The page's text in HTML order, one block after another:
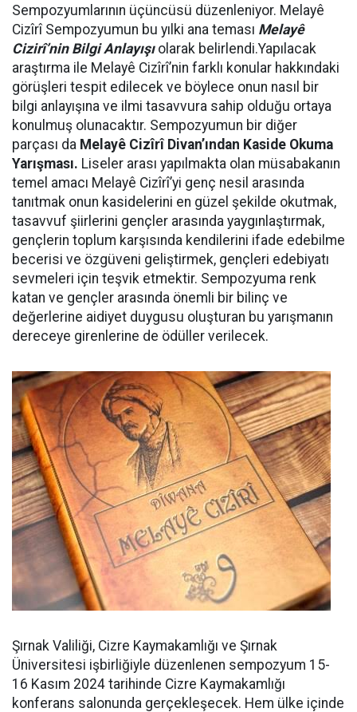
Sempozyumlarının üçüncüsü düzenleniyor. Melayê
Cizîrî Sempozyumun bu yılki ana teması Melayê
Cizirî’nin Bilgi Anlayışıolarak belirlendi.Yapılacak
araştırma ile Melayê Cizîrî’nin farklı konular hakkındaki
görüşleri tespit edilecek ve böylece onun nasıl bir
bilgi anlayışına ve ilmi tasavvura sahip olduğu ortaya
konulmuş olunacaktır. Sempozyumun bir diğer
parçası da Melayê Cizîrî Divan’ından Kaside Okuma
Yarışması. Liseler arası yapılmakta olan müsabakanın
temel amacı Melayê Cizîrî’yi genç nesil arasında
tanıtmak onun kasidelerini en güzel şekilde okutmak,
tasavvuf şiirlerini gençler arasında yaygınlaştırmak,
gençlerin toplum karşısında kendilerini ifade edebilme
becerisi ve özgüveni geliştirmek, gençleri edebiyatı
sevmeleri için teşvik etmektir. Sempozyuma renk
katan ve gençler arasında önemli bir bilinç ve
değerlerine aidiyet duygusu oluşturan bu yarışmanın
dereceye girenlerine de ödüller verilecek.
Şırnak Valiliği, Cizre Kaymakamlığı ve Şırnak
Üniversitesi işbirliğiyle düzenlenen sempozyum 15-
16 Kasım 2024 tarihinde Cizre Kaymakamlığı
konferans salonunda gerçekleşecek. Hem ülke içinde